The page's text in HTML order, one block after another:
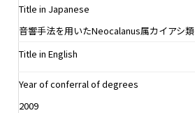
Title in Japanese
音響手法を用いたNeocalanus属カイアシ
Title in English
Year of conferral of degrees
2009